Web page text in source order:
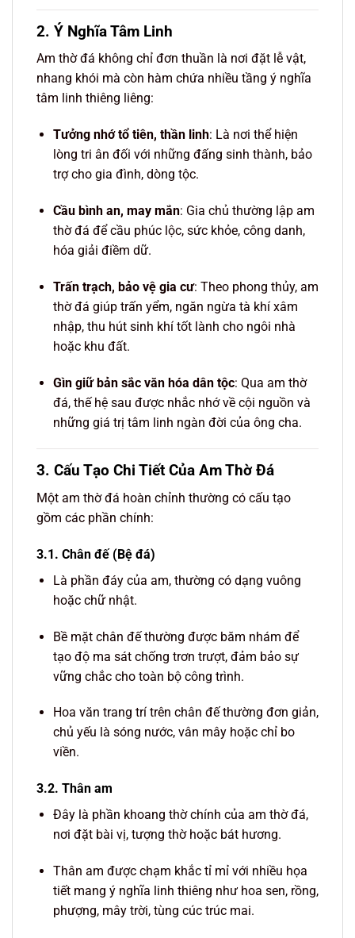
2. Ý Nghĩa Tâm Linh
Am thờ đá không chỉ đơn thuần là nơi đặt lễ vật,
nhang khói mà còn hàm chứa nhiều tầng ý nghĩa
tâm linh thiêng liêng:
Tưởng nhớ tổ tiên, thần linh: Là nơi thể hiện
lòng tri ân đối với những đấng sinh thành, bảo
trợ cho gia đình, dòng tộc.
Cầu bình an, may mắn: Gia chủ thường lập am
thờ đá để cầu phúc lộc, sức khỏe, công danh,
hóa giải điềm dữ.
Trấn trạch, bảo vệ gia cư: Theo phong thủy, am
thờ đá giúp trấn yểm, ngăn ngừa tà khí xâm
nhập, thu hút sinh khí tốt lành cho ngôi nhà
hoặc khu đất.
Gìn giữ bản sắc văn hóa dân tộc: Qua am thờ
đá, thế hệ sau được nhắc nhớ về cội nguồn và
những giá trị tâm linh ngàn đời của ông cha.
3. Cấu Tạo Chi Tiết Của Am Thờ Đá
Một am thờ đá hoàn chỉnh thường có cấu tạo
gồm các phần chính:
3.1. Chân đế (Bệ đá)
Là phần đáy của am, thường có dạng vuông
hoặc chữ nhật.
Bề mặt chân đế thường được băm nhám để
tạo độ ma sát chống trơn trượt, đảm bảo sự
vững chắc cho toàn bộ công trình.
Hoa văn trang trí trên chân đế thường đơn giản,
chủ yếu là sóng nước, vân mây hoặc chỉ bo
viền.
3.2. Thân am
Đây là phần khoang thờ chính của am thờ đá,
nơi đặt bài vị, tượng thờ hoặc bát hương.
Thân am được chạm khắc tỉ mỉ với nhiều họa
tiết mang ý nghĩa linh thiêng như hoa sen, rồng,
phượng, mây trời, tùng cúc trúc mai.